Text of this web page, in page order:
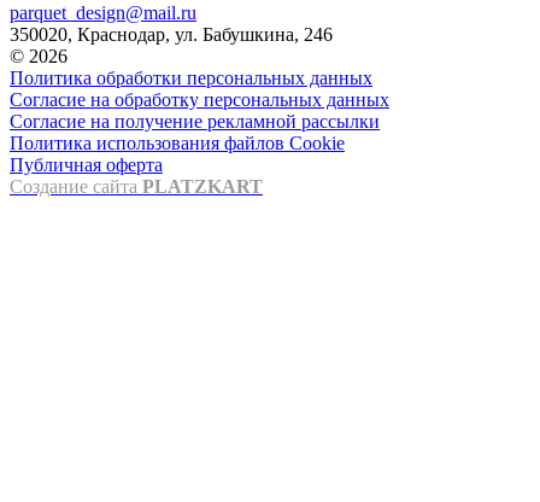
parquet_design@mail.ru
350020, Краснодар, ул. Бабушкина, 246
© 2026
Политика обработки персональных данных
Согласие на обработку персональных данных
Согласие на получение рекламной рассылки
Политика использования файлов Cookie
Публичная оферта
Создание сайта PLATZKART